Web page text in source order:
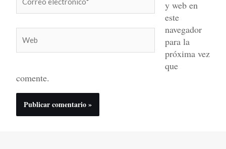
electrónico*
y web en
este
navegador
para la
próxima vez
que
comente.